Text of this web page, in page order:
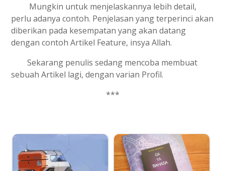
Mungkin untuk menjelaskannya lebih detail,
perlu adanya contoh. Penjelasan yang terperinci akan
diberikan pada kesempatan yang akan datang
dengan contoh Artikel Feature, insya Allah.
Sekarang penulis sedang mencoba membuat
sebuah Artikel lagi, dengan varian Profil.
***